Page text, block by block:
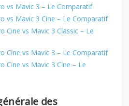
vs Mavic 3 – Le Comparatif
vs Mavic 3 Cine – Le Comparatif
Cine vs Mavic 3 Classic – Le
Cine vs Mavic 3 – Le Comparatif
Cine vs Mavic 3 Cine – Le
des